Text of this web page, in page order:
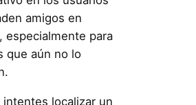
amigos en
especialmente para
que aún no lo
intentes localizar un